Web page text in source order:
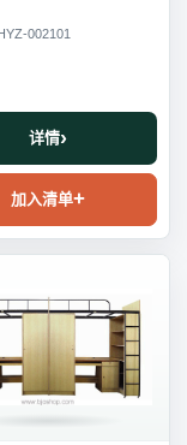
002101
详情
加入清单